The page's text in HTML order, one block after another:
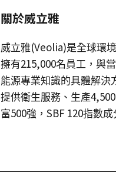
關於威立雅
威立雅(Veolia)是全球環
擁有215,000名員工，與
能源專業知識的具體解決
提供衛生服務、生產4,500
富500強， SBF 120指數成